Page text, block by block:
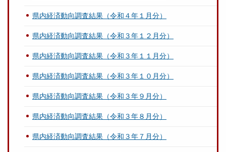
県内経済動向調査結果（令和４年１月分）
県内経済動向調査結果（令和３年１２月分）
県内経済動向調査結果（令和３年１１月分）
県内経済動向調査結果（令和３年１０月分）
県内経済動向調査結果（令和３年９月分）
県内経済動向調査結果（令和３年８月分）
県内経済動向調査結果（令和３年７月分）